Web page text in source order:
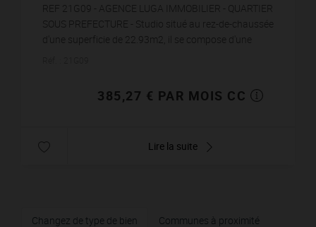
REF 21G09 - AGENCE LUGA IMMOBILIER - QUARTIER
SOUS PREFECTURE - Studio situé au rez-de-chaussée
d'une superficie de 22.93m2, il se compose d'une
385,27 € PAR MOIS CC
Lire la suite
Changez de type de bien Communes à proximité